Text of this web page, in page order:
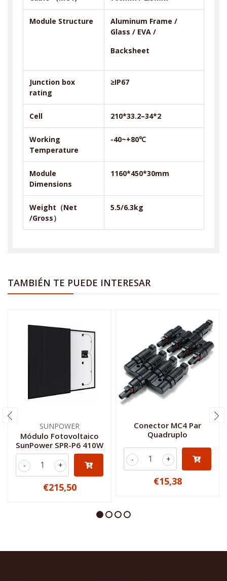
Module Structure
Aluminum Frame /
Glass / EVA /
Backsheet
Junction box
rating
≥IP67
Cell 210*33.2–34*2
Working
Temperature
-40~+80℃
Module
Dimensions
1160*450*30mm
Weight （Net
/Gross）
5.5/6.3kg
TAMBIÉN TE PUEDE INTERESAR
SUNPOWER
Módulo Fotovoltaico
SunPower SPR-P6 410W
+
-
€215,50
Conector MC4 Par
Quadruplo
+
-
€15,38